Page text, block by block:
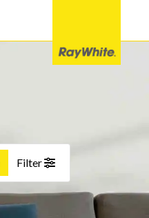
Filter